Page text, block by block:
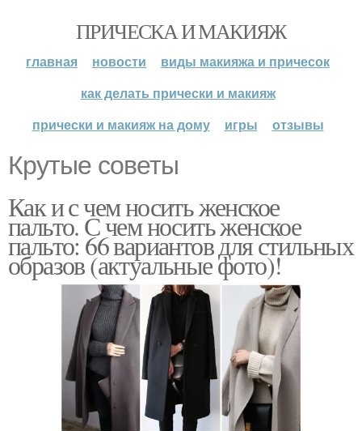
ПРИЧЕСКА И МАКИЯЖ
главная новости
виды макияжа и причесок
как делать прически и макияж
прически и макияж на дому
игры отзывы
Крутые советы
Как и с чем носить женское
пальто. С чем носить женское
пальто: 66 вариантов для стильных
образов (актуальные фото)!